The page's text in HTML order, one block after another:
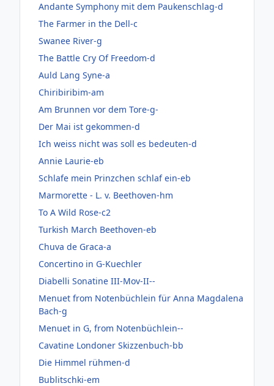
Andante Symphony mit dem Paukenschlag-d
The Farmer in the Dell-c
Swanee River-g
The Battle Cry Of Freedom-d
Auld Lang Syne-a
Chiribiribim-am
Am Brunnen vor dem Tore-g-
Der Mai ist gekommen-d
Ich weiss nicht was soll es bedeuten-d
Annie Laurie-eb
Schlafe mein Prinzchen schlaf ein-eb
Marmorette - L. v. Beethoven-hm
To A Wild Rose-c2
Turkish March Beethoven-eb
Chuva de Graca-a
Concertino in G-Kuechler
Diabelli Sonatine III-Mov-II--
Menuet from Notenbüchlein für Anna Magdalena
Bach-g
Menuet in G, from Notenbüchlein--
Cavatine Londoner Skizzenbuch-bb
Die Himmel rühmen-d
Bublitschki-em